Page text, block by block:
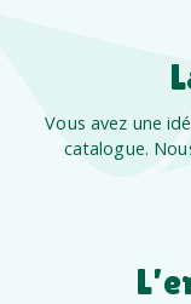
Vous avez une
catalogue.